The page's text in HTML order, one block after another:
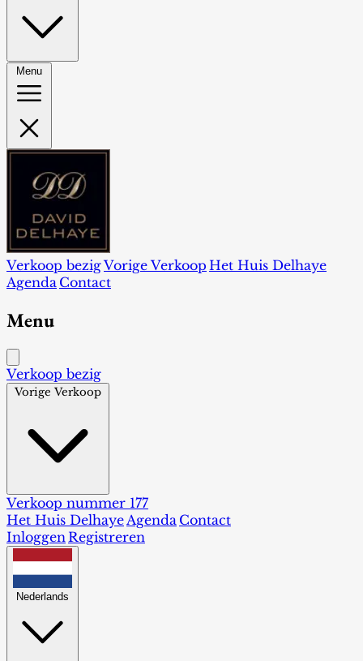
Menu
Verkoop bezigVorige Verkoop Het Huis Delhaye
Agenda Contact
Menu
Verkoop bezig
Vorige Verkoop
Verkoop nummer 177
Het Huis DelhayeAgenda Contact
InloggenRegistreren
Nederlands